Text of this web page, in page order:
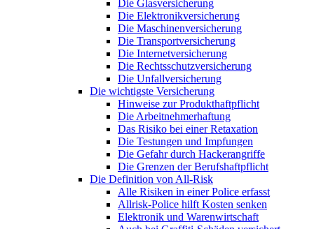
Die Glasversicherung
Die Elektronikversicherung
Die Maschinenversicherung
Die Transportversicherung
Die Internetversicherung
Die Rechtsschutzversicherung
Die Unfallversicherung
Die wichtigste Versicherung
Hinweise zur Produkthaftpflicht
Die Arbeitnehmerhaftung
Das Risiko bei einer Retaxation
Die Testungen und Impfungen
Die Gefahr durch Hackerangriffe
Die Grenzen der Berufshaftpflicht
Die Definition von All-Risk
Alle Risiken in einer Police erfasst
Allrisk-Police hilft Kosten senken
Elektronik und Warenwirtschaft